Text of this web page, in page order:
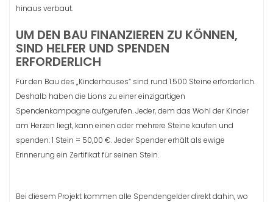
hinaus verbaut.
UM DEN BAU FINANZIEREN ZU KÖNNEN,
SIND HELFER UND SPENDEN
ERFORDERLICH
Für den Bau des „Kinderhauses“ sind rund 1.500 Steine erforderlich.
Deshalb haben die Lions zu einer einzigartigen
Spendenkampagne aufgerufen. Jeder, dem das Wohl der Kinder
am Herzen liegt, kann einen oder mehrere Steine kaufen und
spenden: 1 Stein = 50,00 €. Jeder Spender erhält als ewige
Erinnerung ein Zertifikat für seinen Stein.
Bei diesem Projekt kommen alle Spendengelder direkt dahin, wo